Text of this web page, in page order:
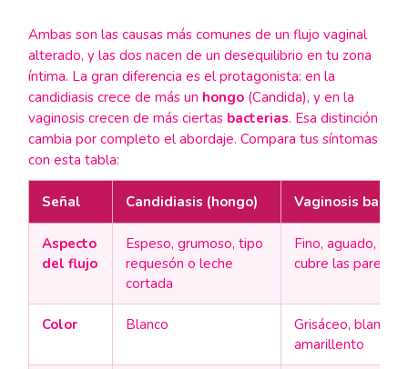
Ambas son las causas más comunes de un flujo vaginal
alterado, y las dos nacen de un desequilibrio en tu zona
íntima. La gran diferencia es el protagonista: en la
candidiasis crece de más un hongo (Candida), y en la
vaginosis crecen de más ciertas bacterias. Esa distinción
cambia por completo el abordaje. Compara tus síntomas
con esta tabla:
Señal Candidiasis (hongo) Vaginosis
Aspecto
del flujo
Espeso, grumoso, tipo
requesón o leche
cortada
Fino, aguado,
cubre las paredes
Color Blanco
Grisáceo,
amarillento